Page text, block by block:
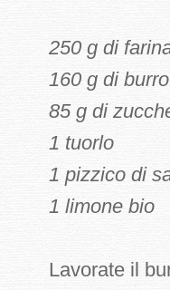
250 g di
160 g di burro
85 g di
1 tuorlo
1 pizzico di
1 limone bio
Lavorate il